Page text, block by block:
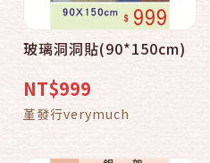
玻璃洞洞貼(90*150cm)
NT$999
堇發行verymuch